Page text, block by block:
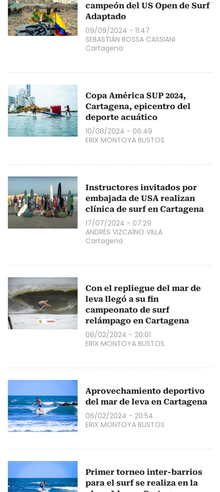
campeón del US Open de Surf
Adaptado
09/09/2024 - 11:47
SEBASTIÁN BOSSA CASSIANI
Cartagena
Copa América SUP 2024,
Cartagena, epicentro del
deporte acuático
10/08/2024 - 06:49
ERIX MONTOYA BUSTOS
Instructores invitados por
embajada de USA realizan
clínica de surf en Cartagena
17/07/2024 - 07:29
ANDRÉS VIZCAÍNO VILLA
Cartagena
Con el repliegue del mar de
leva llegó a su fin
campeonato de surf
relámpago en Cartagena
08/02/2024 - 20:01
ERIX MONTOYA BUSTOS
Aprovechamiento deportivo
del mar de leva en Cartagena
06/02/2024 - 20:54
ERIX MONTOYA BUSTOS
Primer torneo inter-barrios
para el surf se realiza en la